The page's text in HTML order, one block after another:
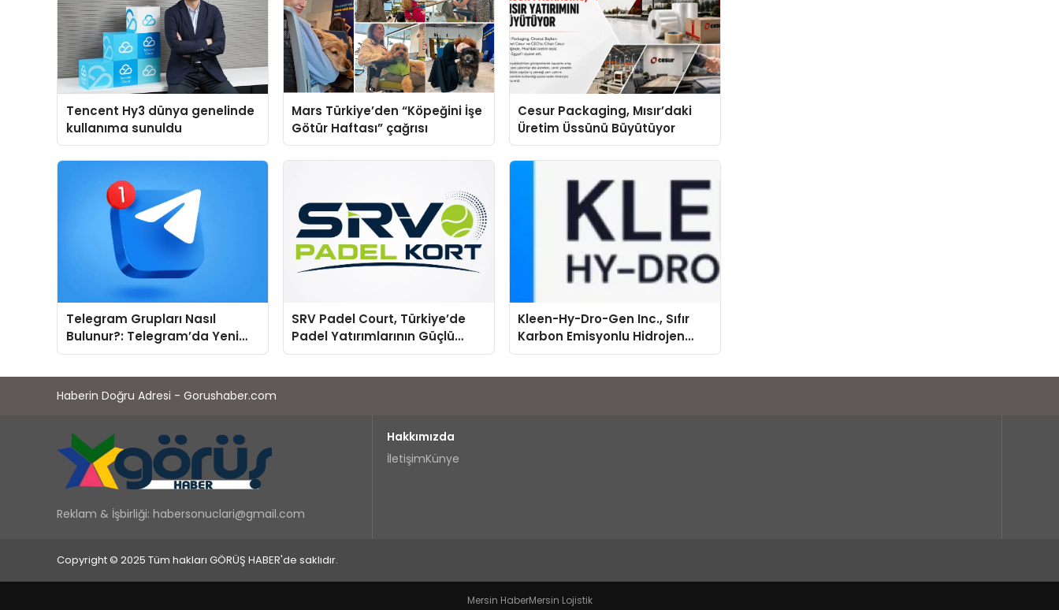
Tencent Hy3 dünya genelinde
kullanıma sunuldu
Mars Türkiye’den “Köpeğini İşe
Götür Haftası” çağrısı
Cesur Packaging, Mısır’daki
Üretim Üssünü Büyütüyor
Telegram Grupları Nasıl
Bulunur?: Telegram’da Yeni
İnsanlarla Tanışmanın
SRV Padel Court, Türkiye’de
Padel Yatırımlarının Güçlü
Markası Olmayı Sürdürüyor
Kleen-Hy-Dro-Gen Inc., Sıfır
Karbon Emisyonlu Hidrojen
Isıtma Teknolojisinde ISO ve
Haberin Doğru Adresi - Gorushaber.com
Reklam & İşbirliği: habersonuclari@gmail.com
Hakkımızda
İletişimKünye
Copyright © 2025 Tüm hakları GÖRÜŞ HABER'de saklıdır.
Mersin HaberMersin Lojistik